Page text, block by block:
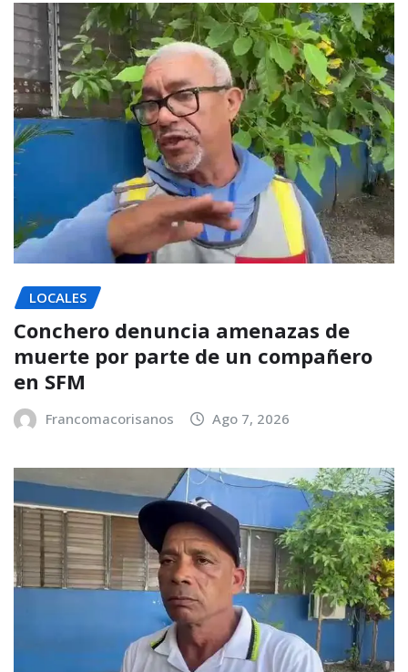
LOCALES
Conchero denuncia amenazas de
muerte por parte de un compañero
en SFM
Francomacorisanos Ago 7, 2026